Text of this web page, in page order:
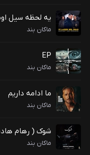
یه لحظه سیل
ماکان بند
EP
ماکان بند
ما ادامه داریم
ماکان بند
شوک ( رهام
ماکان بند